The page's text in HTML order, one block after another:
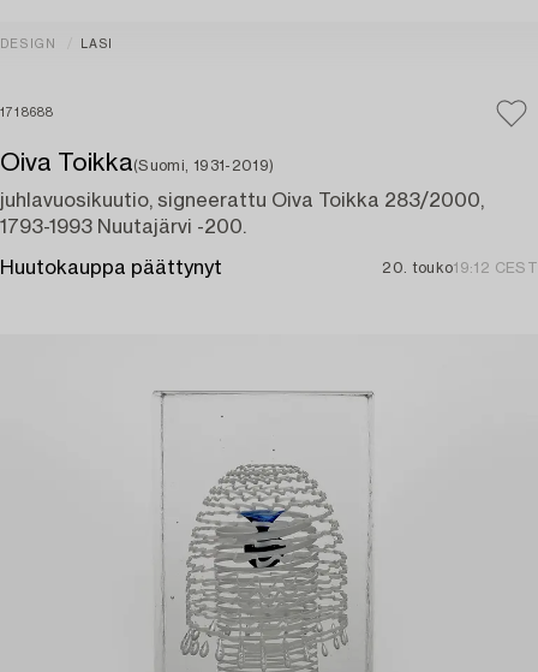
DESIGN LASI
1718688
Oiva Toikka(Suomi, 1931-2019)
juhlavuosikuutio, signeerattu Oiva Toikka 283/2000,
1793-1993 Nuutajärvi -200.
Huutokauppa päättynyt 20. touko19:12 CEST